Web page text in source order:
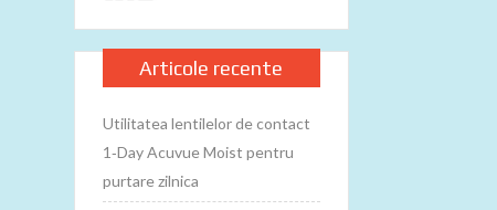
Articole recente
Utilitatea lentilelor de contact
1‑Day Acuvue Moist pentru
purtare zilnica